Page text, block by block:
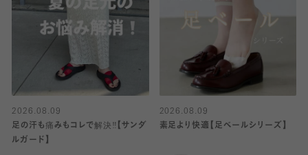
2026.08.09
足の汗も痛みもコレで解決‼️【サンダ
ルガード】
2026.08.09
素足より快適【足ベールシリーズ】